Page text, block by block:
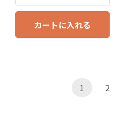
カートに入れる
1 2